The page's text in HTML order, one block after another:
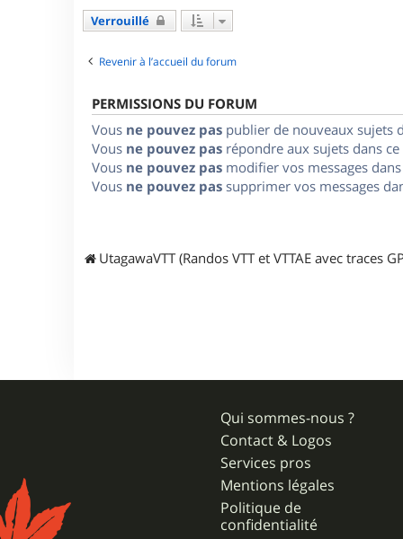
Verrouillé
Revenir à l’accueil du forum
PERMISSIONS DU FORUM
Vous ne pouvez pas publier de nouveaux sujets
Vous ne pouvez pas répondre aux sujets dans
Vous ne pouvez pas modifier vos messages
Vous ne pouvez pas supprimer vos messages
UtagawaVTT (Randos VTT et VTTAE avec traces
Qui sommes-nous ?
Contact & Logos
Services pros
Mentions légales
Politique de
confidentialité